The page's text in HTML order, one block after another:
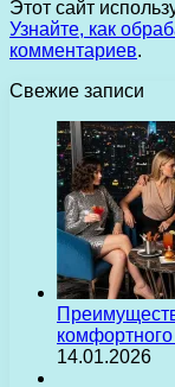
Этот сайт
Узнайте, как
комментариев.
Свежие записи
14.01.2026